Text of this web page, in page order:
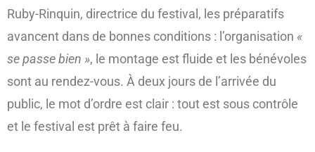
Ruby-Rinquin, directrice du festival, les préparatifs
avancent dans de bonnes conditions : l’organisation «
se passe bien », le montage est fluide et les bénévoles
sont au rendez-vous. À deux jours de l’arrivée du
public, le mot d’ordre est clair : tout est sous contrôle
et le festival est prêt à faire feu.